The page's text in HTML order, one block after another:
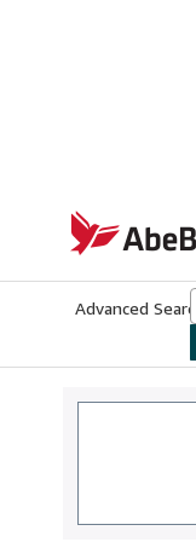
AbeBooks.co.uk
Advanced Search